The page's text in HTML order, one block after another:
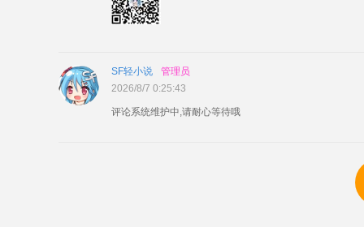
SF轻小说 管理员
2026/8/7 0:25:43
评论系统维护中,请耐心等待哦